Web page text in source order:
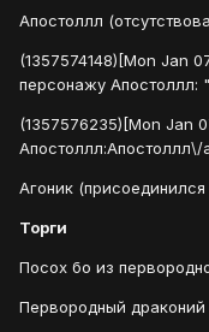
Апостоллл
(1357574148)[Mon Jan
персонажу Апостоллл:
(1357576235)[Mon Jan
Апостоллл:Апостоллл\/
Агоник (присоединился
Торги
Посох бо из
Первородный драконий